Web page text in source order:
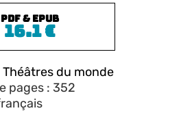
PDF & EPUB
16.1€
Théâtres du monde
pages : 352